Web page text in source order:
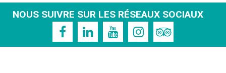
NOUS SUIVRE SUR LES RÉSEAUX SOCIAUX